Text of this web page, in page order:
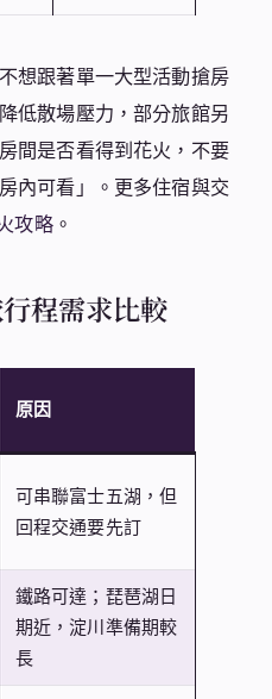
想跟著單一大型活動搶房
低散場壓力，部分旅館另
間是否看得到花火，不要
內可看」。更多住宿與交
攻略。
程需求比較
原因
可串聯富士五湖，但
回程交通要先訂
鐵路可達；琵琶湖日
期近，淀川準備期較
長